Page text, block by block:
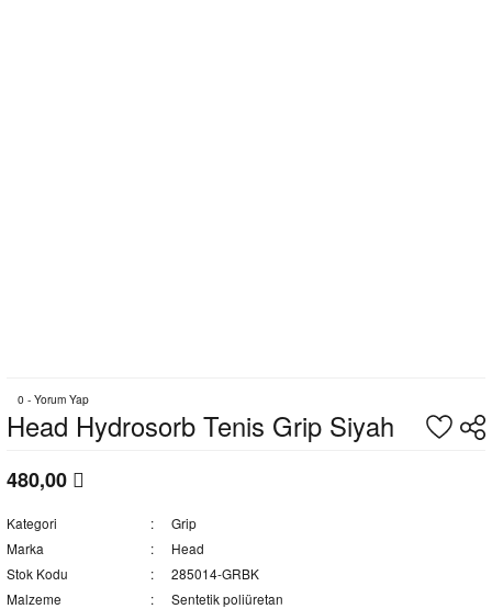
0 - Yorum Yap
Head Hydrosorb Tenis Grip Siyah
480,00
Kategori
Grip
Marka
Head
Stok Kodu
285014-GRBK
Malzeme
Sentetik poliüretan